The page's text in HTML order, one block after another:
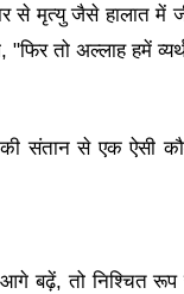
से मृत्यु जैसे हालात में
तो अल्लाह हमें
संतान से एक ऐसी
आगे बढ़ें, तो निश्चित